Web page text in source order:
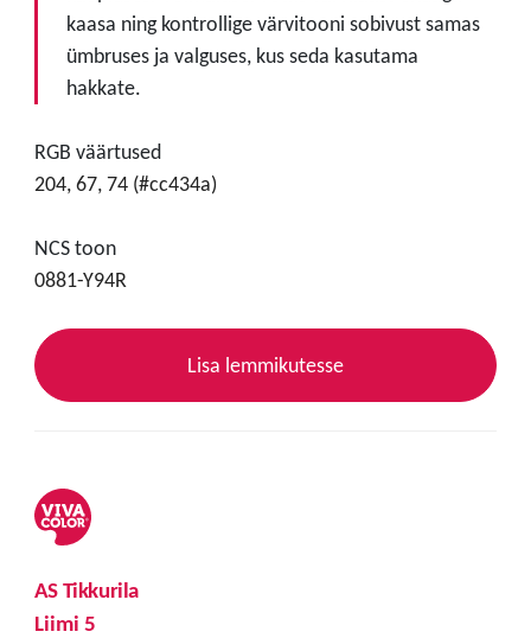
kaasa ning kontrollige värvitooni sobivust samas
ümbruses ja valguses, kus seda kasutama
hakkate.
RGB väärtused
204, 67, 74 (#cc434a)
NCS toon
0881-Y94R
Lisa lemmikutesse
AS Tikkurila
Liimi 5